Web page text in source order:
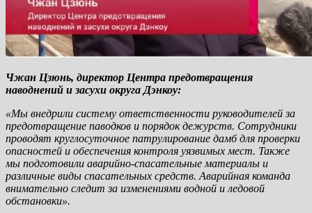
Чжан Цзюнь, директор Центра предотвращения
наводнений и засухи округа Дэнкоу:
«Мы внедрили систему ответственности руководителей за
предотвращение паводков и порядок дежурств. Сотрудники
проводят круглосуточное патрулирование дамб для проверки
опасностей и обеспечения контроля уязвимых мест. Также
мы подготовили аварийно-спасательные материалы и
различные виды спасательных средств. Аварийная команда
внимательно следит за изменениями водной и ледовой
обстановки».